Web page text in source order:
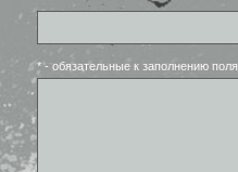
* - обязательные к заполнению поля